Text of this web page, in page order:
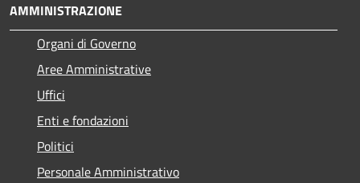
AMMINISTRAZIONE
Organi di Governo
Aree Amministrative
Uffici
Enti e fondazioni
Politici
Personale Amministrativo